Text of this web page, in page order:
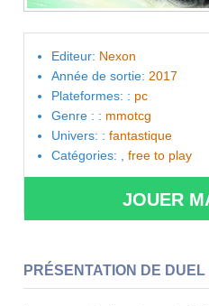
Editeur: Nexon
Année de sortie: 2017
Plateformes: : pc
Genre : : mmotcg
Univers: : fantastique
Catégories: , free to play
JOUER
PRÉSENTATION DE